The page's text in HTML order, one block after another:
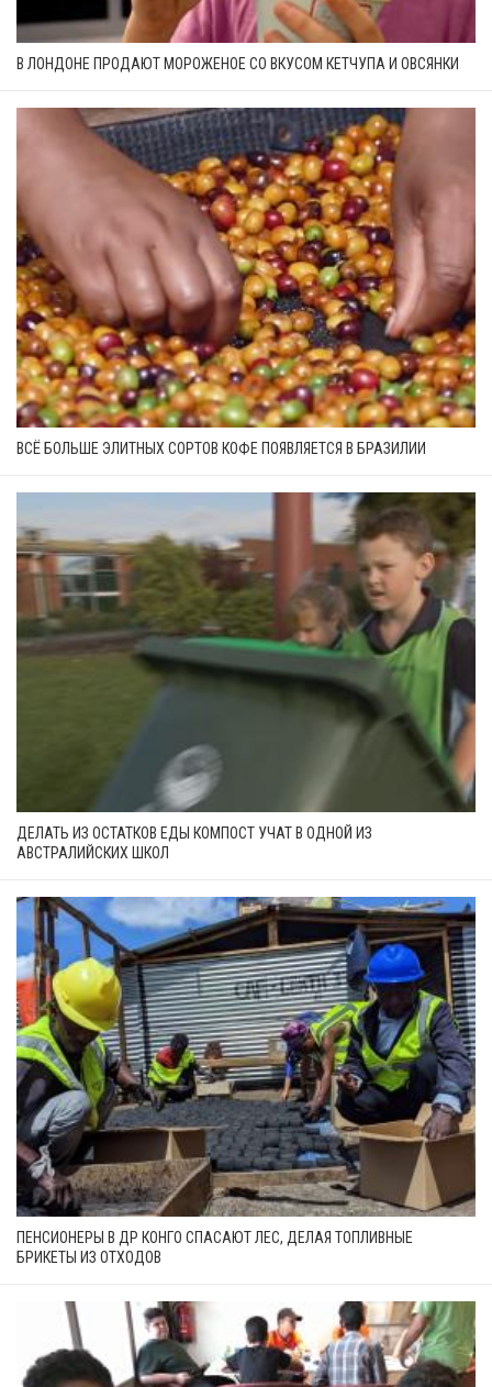
В ЛОНДОНЕ ПРОДАЮТ МОРОЖЕНОЕ СО ВКУСОМ КЕТЧУПА И ОВСЯНКИ
ВСЁ БОЛЬШЕ ЭЛИТНЫХ СОРТОВ КОФЕ ПОЯВЛЯЕТСЯ В БРАЗИЛИИ
ДЕЛАТЬ ИЗ ОСТАТКОВ ЕДЫ КОМПОСТ УЧАТ В ОДНОЙ ИЗ
АВСТРАЛИЙСКИХ ШКОЛ
ПЕНСИОНЕРЫ В ДР КОНГО СПАСАЮТ ЛЕС, ДЕЛАЯ ТОПЛИВНЫЕ
БРИКЕТЫ ИЗ ОТХОДОВ